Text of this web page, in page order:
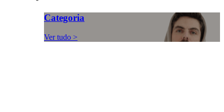
Categoria
Ver tudo >